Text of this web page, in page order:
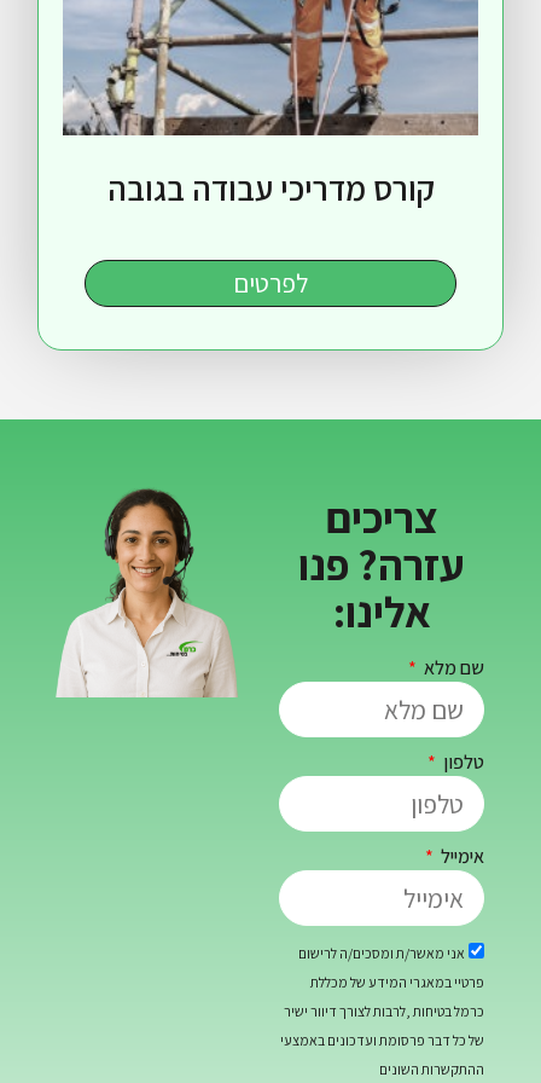
מדריכי עבודה בגובה
פנו
ת ומסכים/ה לרישום
המידע של מכללת
,לרבות לצורך דיוור ישיר
ועדכונים באמצעי